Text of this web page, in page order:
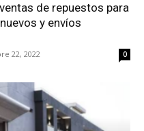
de repuestos para
y envíos
22, 2022 0